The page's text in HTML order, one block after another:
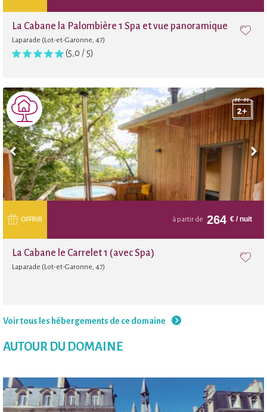
La Cabane la Palombière 1 Spa et vue panoramique
Laparade (Lot-et-Garonne, 47)
(5,0 / 5)
OFFRIR à partir de 264 € / nuit
La Cabane le Carrelet 1 (avec Spa)
Laparade (Lot-et-Garonne, 47)
Voir tous les hébergements de ce domaine
AUTOUR DU DOMAINE